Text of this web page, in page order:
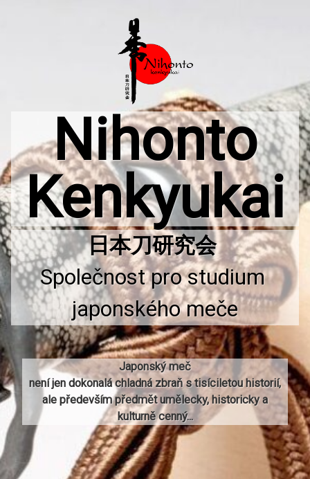
Nihonto
Kenkyukai
Společnost pro studium
japonského meče
Japonský meč
není jen dokonalá chladná zbraň s tisíciletou historií,
ale především předmět umělecky, historicky a
kulturně cenný...